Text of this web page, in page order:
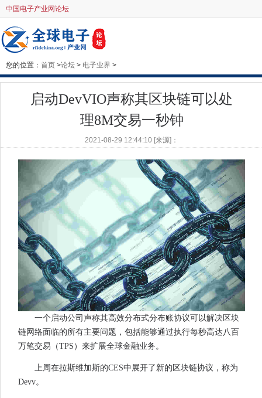
中国电子产业网论坛
您的位置： 首页 >论坛 > 电子业界 >
启动DevVIO声称其区块链可以处
理8M交易一秒钟
2021-08-29 12:44:10 [来源]：
一个启动公司声称其高效分布式分布账协议可以解决区块
链网络面临的所有主要问题，包括能够通过执行每秒高达八百
万笔交易（TPS）来扩展全球金融业务。
上周在拉斯维加斯的CES中展开了新的区块链协议，称为
Devv。